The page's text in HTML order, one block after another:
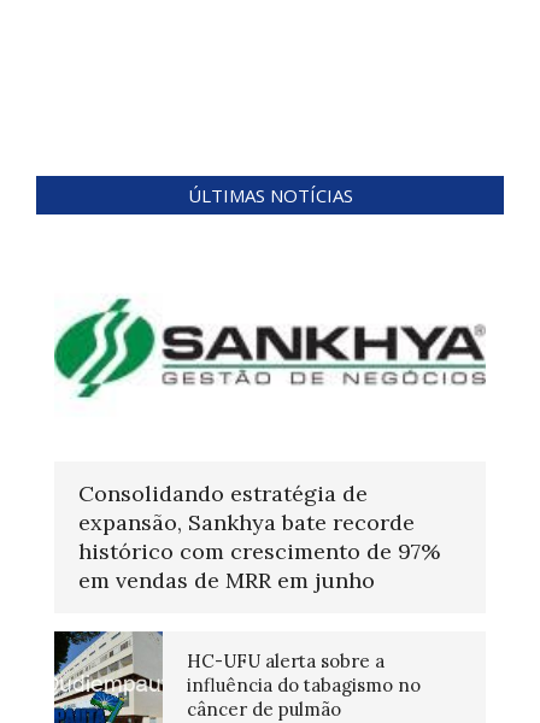
ÚLTIMAS NOTÍCIAS
Consolidando estratégia de
expansão, Sankhya bate recorde
histórico com crescimento de 97%
em vendas de MRR em junho
HC-UFU alerta sobre a
influência do tabagismo no
câncer de pulmão